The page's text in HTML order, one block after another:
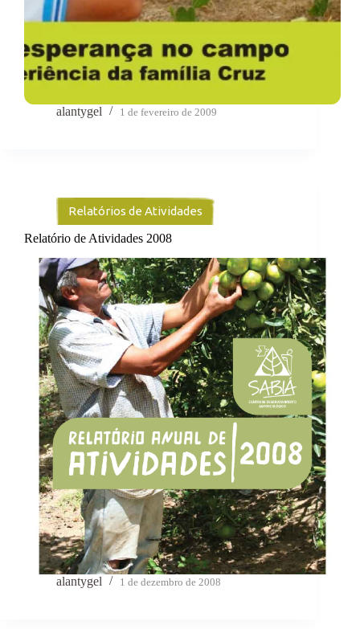
alantygel 1 de fevereiro de 2009
Relatórios de Atividades
Relatório de Atividades 2008
alantygel 1 de dezembro de 2008